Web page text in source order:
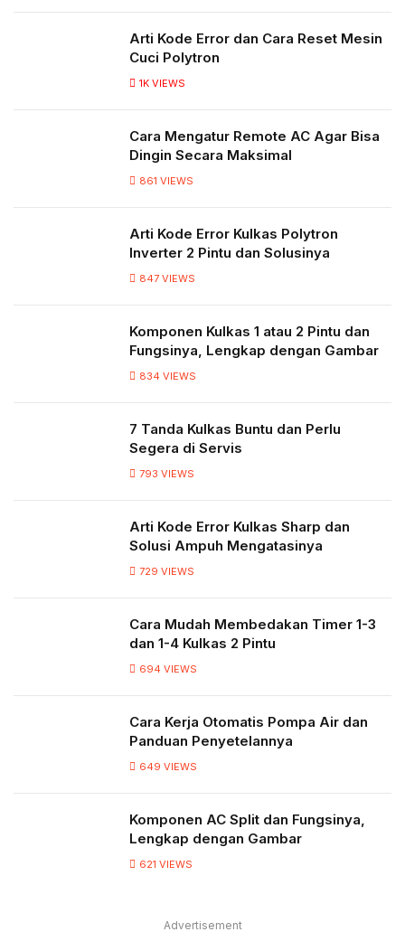
Arti Kode Error dan Cara Reset Mesin
Cuci Polytron
1K VIEWS
Cara Mengatur Remote AC Agar Bisa
Dingin Secara Maksimal
861 VIEWS
Arti Kode Error Kulkas Polytron
Inverter 2 Pintu dan Solusinya
847 VIEWS
Komponen Kulkas 1 atau 2 Pintu dan
Fungsinya, Lengkap dengan Gambar
834 VIEWS
7 Tanda Kulkas Buntu dan Perlu
Segera di Servis
793 VIEWS
Arti Kode Error Kulkas Sharp dan
Solusi Ampuh Mengatasinya
729 VIEWS
Cara Mudah Membedakan Timer 1-3
dan 1-4 Kulkas 2 Pintu
694 VIEWS
Cara Kerja Otomatis Pompa Air dan
Panduan Penyetelannya
649 VIEWS
Komponen AC Split dan Fungsinya,
Lengkap dengan Gambar
621 VIEWS
Advertisement